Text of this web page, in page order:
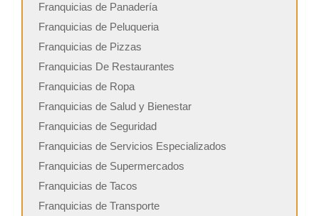
Franquicias de Panadería
Franquicias de Peluqueria
Franquicias de Pizzas
Franquicias De Restaurantes
Franquicias de Ropa
Franquicias de Salud y Bienestar
Franquicias de Seguridad
Franquicias de Servicios Especializados
Franquicias de Supermercados
Franquicias de Tacos
Franquicias de Transporte